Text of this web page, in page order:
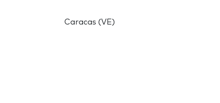
Caracas (VE)